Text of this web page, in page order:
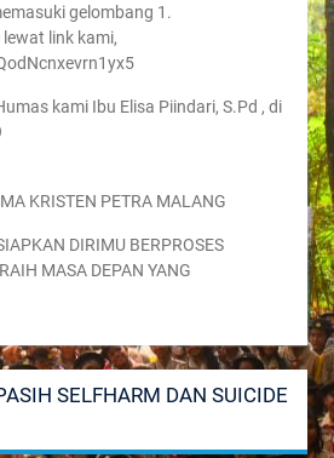
gelombang 1.
link kami,
kami Ibu Elisa Piindari, S.Pd , di
KRISTEN PETRA MALANG
DIRIMU BERPROSES
MASA DEPAN YANG
SELFHARM DAN SUICIDE